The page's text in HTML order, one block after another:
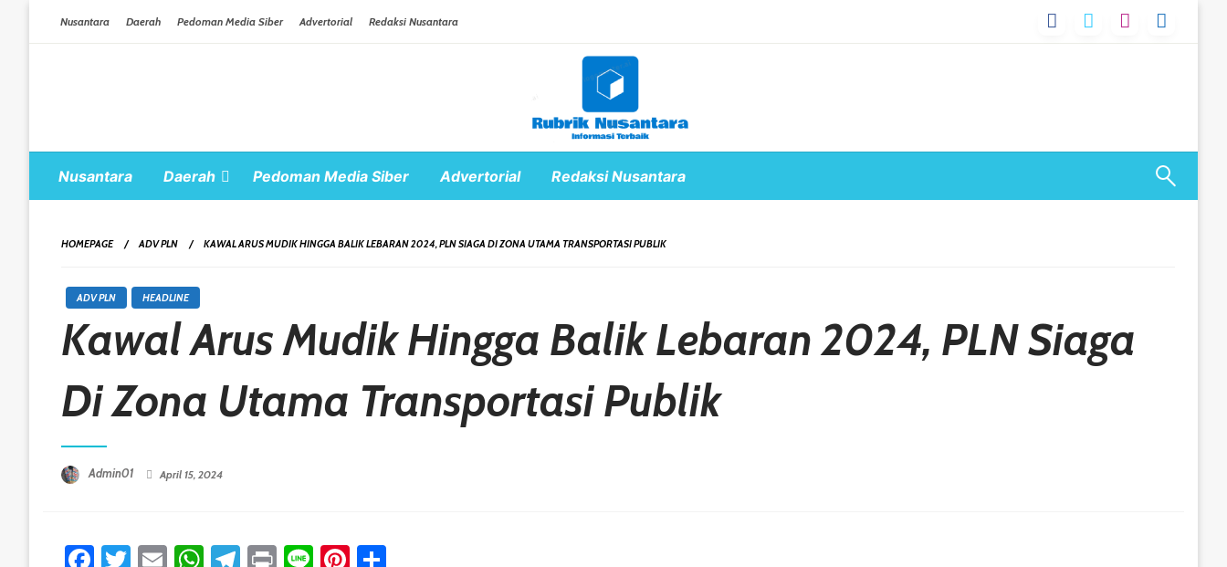
Nusantara Daerah Pedoman Media Siber Advertorial Redaksi Nusantara
Nusantara Daerah Pedoman Media Siber Advertorial Redaksi Nusantara
HOMEPAGE ADV PLN KAWAL ARUS MUDIK HINGGA BALIK LEBARAN 2024, PLN SIAGA DI ZONA UTAMA TRANSPORTASI PUBLIK
ADV PLN HEADLINE
Kawal Arus Mudik Hingga Balik Lebaran 2024, PLN Siaga
Di Zona Utama Transportasi Publik
Admin01 April 15, 2024
Facebook
Twitter
EmailWhatsApp
Telegram
PrintLinePinterest